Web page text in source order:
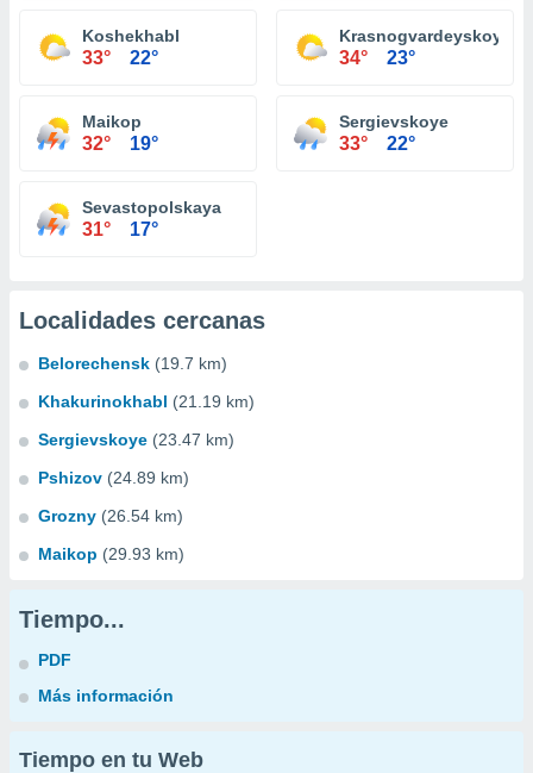
Koshekhabl
33° 22°
Krasnogvardeyskoye
34° 23°
Maikop
32° 19°
Sergievskoye
33° 22°
Sevastopolskaya
31° 17°
Localidades cercanas
Belorechensk (19.7 km)
Khakurinokhabl (21.19 km)
Sergievskoye (23.47 km)
Pshizov (24.89 km)
Grozny (26.54 km)
Maikop (29.93 km)
Tiempo...
PDF
Más información
Tiempo en tu Web